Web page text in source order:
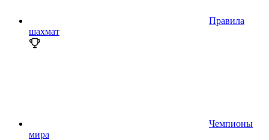
Правила
шахмат
Чемпионы
мира